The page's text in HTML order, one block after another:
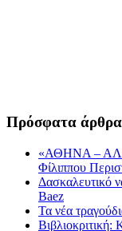
Πρόσφατα άρθρα
«ΑΘΗΝΑ –
Φίλιππου
Δασκαλευτικό
Baez
Τα νέα